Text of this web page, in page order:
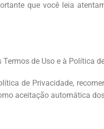
que você leia
de Uso e à Política
de Privacidade,
aceitação automática